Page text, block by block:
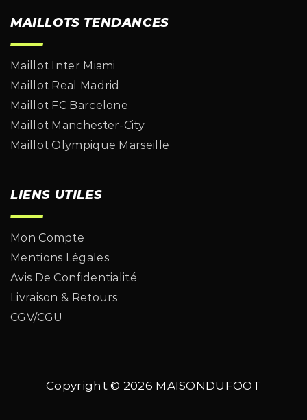
MAILLOTS TENDANCES
Maillot Inter Miami
Maillot Real Madrid
Maillot FC Barcelone
Maillot Manchester-City
Maillot Olympique Marseille
LIENS UTILES
Mon Compte
Mentions Légales
Avis De Confidentialité
Livraison & Retours
CGV/CGU
Copyright © 2026 MAISONDUFOOT